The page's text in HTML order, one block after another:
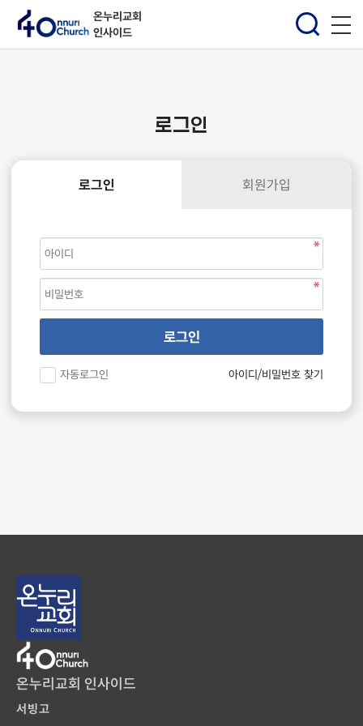
온누리교회
인사이드
로그인
로그인 회원가입
로그인
자동로그인 아이디/비밀번호 찾기
온누리교회 인사이드
서빙고